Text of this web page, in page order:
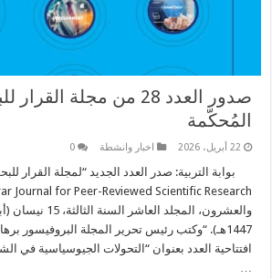
صدور العدد 28 من مجلة
المُحكّمة
22 أبريل، 2026 اخبار وانشطة 0
بوابة التربية: صدر العدد الجديد “لمجلة القرار
1447هـ). “وكتب رئيس تحرير المجلة البروفيسور
افتتاحية العدد بعنوان “التحولات الجيوسياسية في